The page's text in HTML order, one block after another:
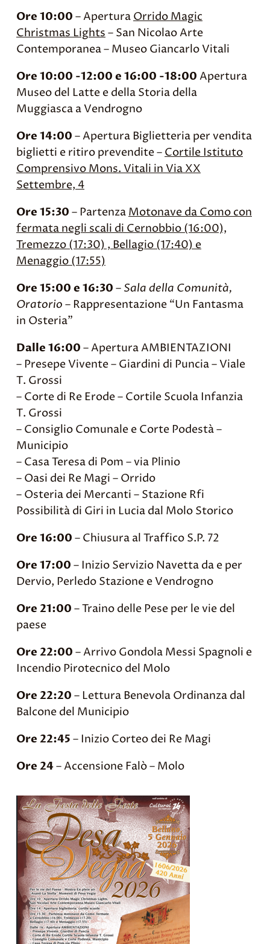
Ore 10:00 – AperturaOrrido Magic
Christmas Lights– San Nicolao Arte
Contemporanea – Museo Giancarlo Vitali
Ore 10:00 -12:00 e 16:00 -18:00 Apertura
Museo del Latte e della Storia della
Muggiasca a Vendrogno
Ore 14:00 – Apertura Biglietteria per vendita
biglietti e ritiro prevendite –Cortile Istituto
Comprensivo Mons. Vitali in Via XX
Settembre, 4
Ore 15:30 – PartenzaMotonave da Como con
fermata negli scali di Cernobbio (16:00),
Tremezzo (17:30) , Bellagio (17:40) e
Menaggio (17:55)
Ore 15:00 e 16:30 – Sala della Comunità,
Oratorio – Rappresentazione “Un Fantasma
in Osteria”
Dalle 16:00 – Apertura AMBIENTAZIONI
– Presepe Vivente – Giardini di Puncia – Viale
T. Grossi
– Corte di Re Erode – Cortile Scuola Infanzia
T. Grossi
– Consiglio Comunale e Corte Podestà –
Municipio
– Casa Teresa di Pom – via Plinio
– Oasi dei Re Magi – Orrido
– Osteria dei Mercanti – Stazione Rfi
Possibilità di Giri in Lucia dal Molo Storico
Ore 16:00 – Chiusura al Traffico S.P. 72
Ore 17:00 – Inizio Servizio Navetta da e per
Dervio, Perledo Stazione e Vendrogno
Ore 21:00 – Traino delle Pese per le vie del
paese
Ore 22:00 – Arrivo Gondola Messi Spagnoli e
Incendio Pirotecnico del Molo
Ore 22:20 – Lettura Benevola Ordinanza dal
Balcone del Municipio
Ore 22:45 – Inizio Corteo dei Re Magi
Ore 24– Accensione Falò – Molo